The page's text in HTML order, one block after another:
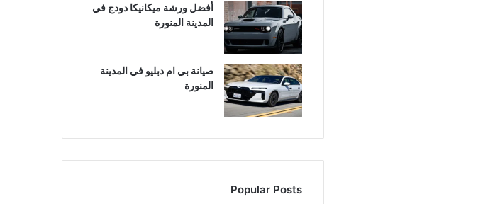
أفضل ورشة ميكانيكا دودج في
المدينة المنورة
صيانة بي ام دبليو في المدينة
المنورة
Popular Posts